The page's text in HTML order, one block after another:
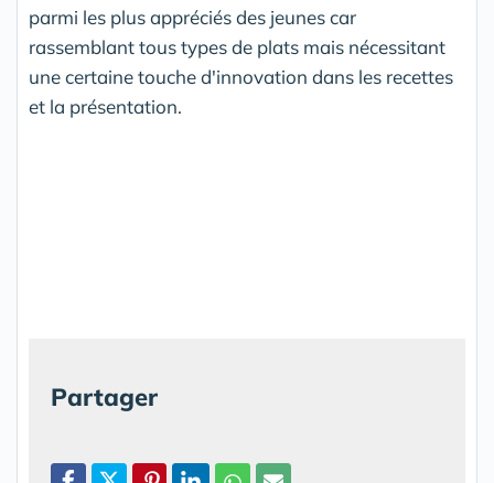
parmi les plus appréciés des jeunes car
rassemblant tous types de plats mais nécessitant
une certaine touche d'innovation dans les recettes
et la présentation.
Partager